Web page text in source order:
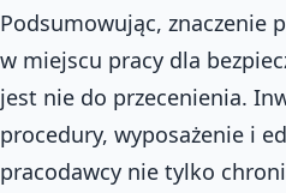
Podsumowując, znaczenie
w miejscu pracy dla
jest nie do przecenienia.
procedury, wyposażenie i
pracodawcy nie tylko